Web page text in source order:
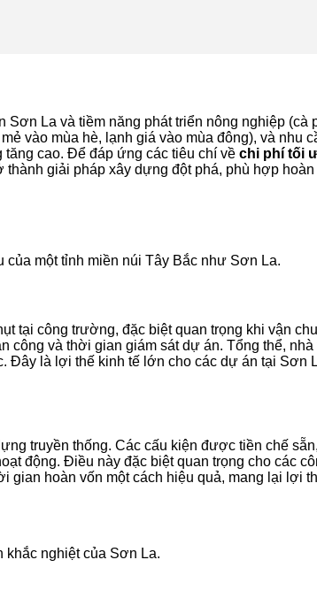
La và tiềm năng phát triển nông nghiệp (cà
vào mùa hè, lạnh giá vào mùa đông), và nhu
cao. Để đáp ứng các tiêu chí về chi phí tối
thành giải pháp xây dựng đột phá, phù hợp
một tỉnh miền núi Tây Bắc như Sơn La.
tại công trường, đặc biệt quan trọng khi vận
công và thời gian giám sát dự án. Tổng thể,
Đây là lợi thế kinh tế lớn cho các dự án tại Sơn
truyền thống. Các cấu kiện được tiền chế
động. Điều này đặc biệt quan trọng cho các
hoàn vốn một cách hiệu quả, mang lại lợi
khắc nghiệt của Sơn La.